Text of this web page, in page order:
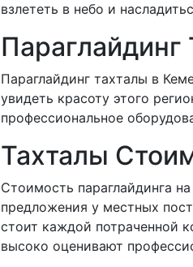
взлететь в небо и
Параглайдинг тахталы в
увидеть красоту этого
профессиональное
Тахталы
Стоимость параглайдинга
предложения у местных
стоит каждой потраченной
высоко оценивают